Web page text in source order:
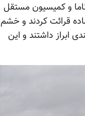
و کمیسیون مستقل
قرائت کردند و خشم
ابراز داشتند و این